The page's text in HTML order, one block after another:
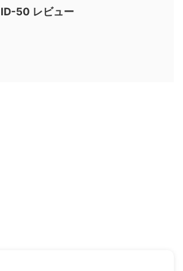
ID-50 レビュー